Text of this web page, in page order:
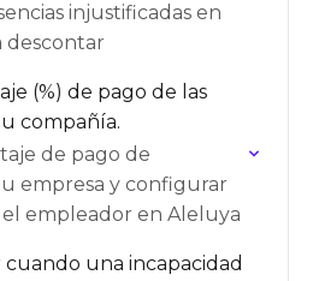
injustificadas en
descontar
(%) de pago de las
compañía.
de pago de
empresa y configurar
empleador en Aleluya
una incapacidad